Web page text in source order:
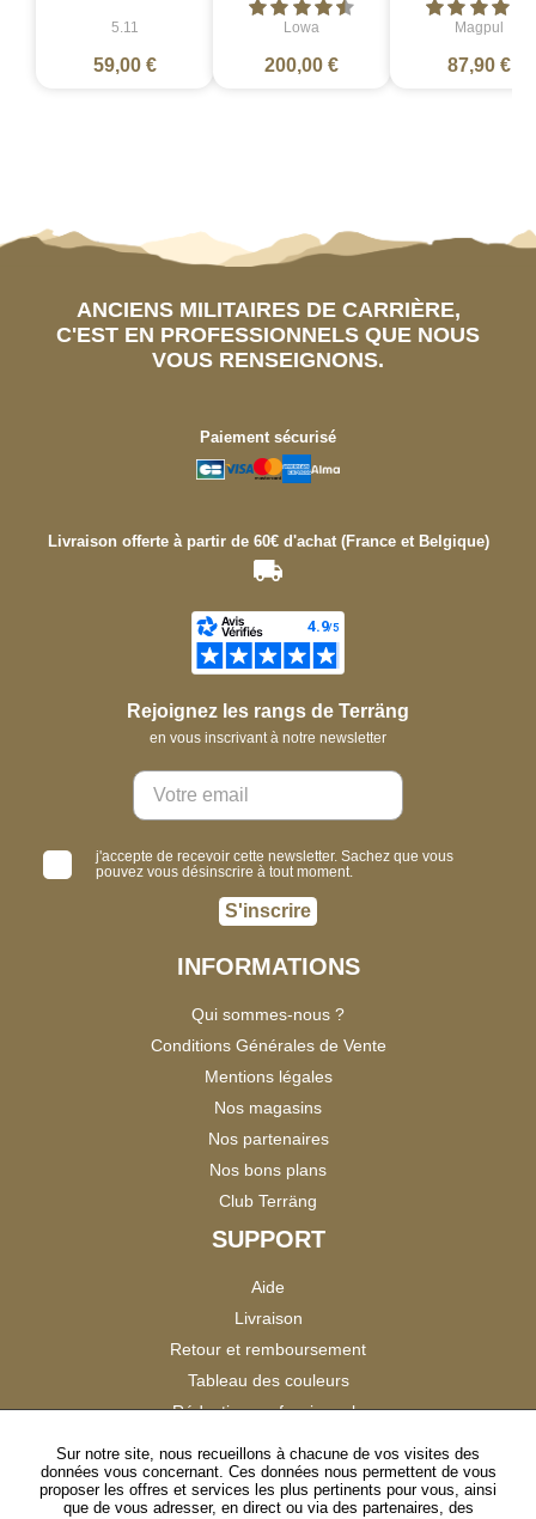
5.11
59,00 €
Lowa
200,00 €
Magpul
87,90 €
ANCIENS MILITAIRES DE CARRIÈRE,
C'EST EN PROFESSIONNELS QUE NOUS
VOUS RENSEIGNONS.
Paiement sécurisé
Livraison offerte à partir de 60€ d'achat (France et Belgique)
Rejoignez les rangs de Terräng
en vous inscrivant à notre newsletter
j'accepte de recevoir cette newsletter. Sachez que vous
pouvez vous désinscrire à tout moment.
S'inscrire
INFORMATIONS
Qui sommes-nous ?
Conditions Générales de Vente
Mentions légales
Nos magasins
Nos partenaires
Nos bons plans
Club Terräng
SUPPORT
Aide
Livraison
Retour et remboursement
Tableau des couleurs
Réduction professionnels
Catalogues
Satisfaction Clients
Sur notre site, nous recueillons à chacune de vos visites des
données vous concernant. Ces données nous permettent de vous
proposer les offres et services les plus pertinents pour vous, ainsi
que de vous adresser, en direct ou via des partenaires, des